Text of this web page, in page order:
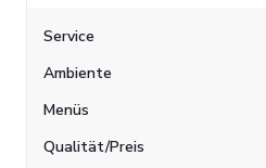
Service
Ambiente
Menüs
Qualität/Preis